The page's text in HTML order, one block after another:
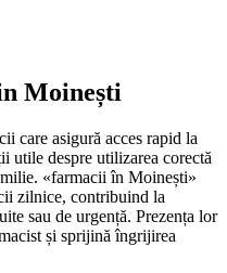
Moinești
care asigură acces rapid la
utile despre utilizarea corectă
«farmacii în Moinești»
zilnice, contribuind la
sau de urgență. Prezența lor
și sprijină îngrijirea